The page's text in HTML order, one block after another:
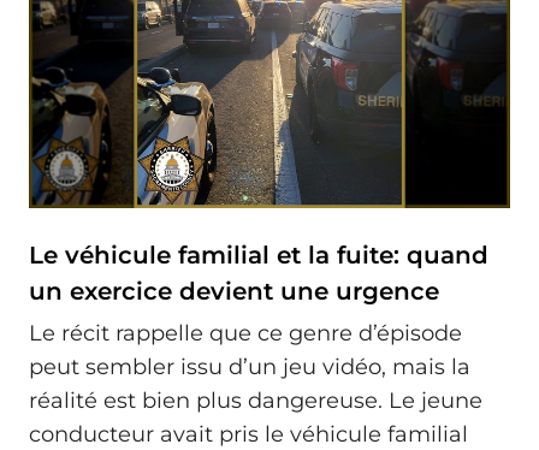
Le véhicule familial et la fuite: quand
un exercice devient une urgence
Le récit rappelle que ce genre d’épisode
peut sembler issu d’un jeu vidéo, mais la
réalité est bien plus dangereuse. Le jeune
conducteur avait pris le véhicule familial